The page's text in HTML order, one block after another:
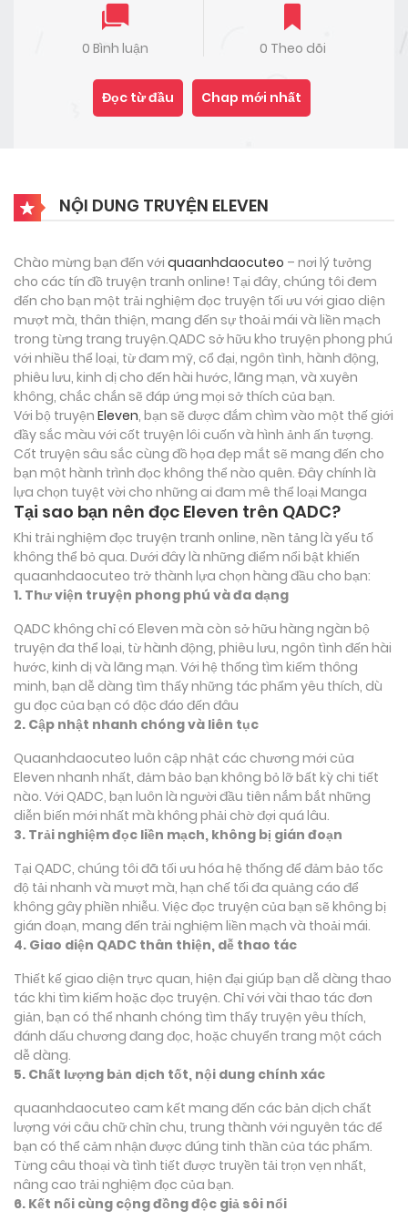
0 Bình luận 0 Theo dõi
Đọc từ đầu Chap mới nhất
NỘI DUNG TRUYỆN ELEVEN
Chào mừng bạn đến với quaanhdaocuteo – nơi lý tưởng
cho các tín đồ truyện tranh online! Tại đây, chúng tôi đem
đến cho bạn một trải nghiệm đọc truyện tối ưu với giao diện
mượt mà, thân thiện, mang đến sự thoải mái và liền mạch
trong từng trang truyện.QADC sở hữu kho truyện phong phú
với nhiều thể loại, từ đam mỹ, cổ đại, ngôn tình, hành động,
phiêu lưu, kinh dị cho đến hài hước, lãng mạn, và xuyên
không, chắc chắn sẽ đáp ứng mọi sở thích của bạn.
Với bộ truyện Eleven, bạn sẽ được đắm chìm vào một thế giới
đầy sắc màu với cốt truyện lôi cuốn và hình ảnh ấn tượng.
Cốt truyện sâu sắc cùng đồ họa đẹp mắt sẽ mang đến cho
bạn một hành trình đọc không thể nào quên. Đây chính là
lựa chọn tuyệt vời cho những ai đam mê thể loại Manga
Tại sao bạn nên đọc Eleven trên QADC?
Khi trải nghiệm đọc truyện tranh online, nền tảng là yếu tố
không thể bỏ qua. Dưới đây là những điểm nổi bật khiến
quaanhdaocuteo trở thành lựa chọn hàng đầu cho bạn:
1. Thư viện truyện phong phú và đa dạng
QADC không chỉ có Eleven mà còn sở hữu hàng ngàn bộ
truyện đa thể loại, từ hành động, phiêu lưu, ngôn tình đến hài
hước, kinh dị và lãng mạn. Với hệ thống tìm kiếm thông
minh, bạn dễ dàng tìm thấy những tác phẩm yêu thích, dù
gu đọc của bạn có độc đáo đến đâu
2. Cập nhật nhanh chóng và liên tục
Quaanhdaocuteo luôn cập nhật các chương mới của
Eleven nhanh nhất, đảm bảo bạn không bỏ lỡ bất kỳ chi tiết
nào. Với QADC, bạn luôn là người đầu tiên nắm bắt những
diễn biến mới nhất mà không phải chờ đợi quá lâu.
3. Trải nghiệm đọc liền mạch, không bị gián đoạn
Tại QADC, chúng tôi đã tối ưu hóa hệ thống để đảm bảo tốc
độ tải nhanh và mượt mà, hạn chế tối đa quảng cáo để
không gây phiền nhiễu. Việc đọc truyện của bạn sẽ không bị
gián đoạn, mang đến trải nghiệm liền mạch và thoải mái.
4. Giao diện QADC thân thiện, dễ thao tác
Thiết kế giao diện trực quan, hiện đại giúp bạn dễ dàng thao
tác khi tìm kiếm hoặc đọc truyện. Chỉ với vài thao tác đơn
giản, bạn có thể nhanh chóng tìm thấy truyện yêu thích,
đánh dấu chương đang đọc, hoặc chuyển trang một cách
dễ dàng.
5. Chất lượng bản dịch tốt, nội dung chính xác
quaanhdaocuteo cam kết mang đến các bản dịch chất
lượng với câu chữ chỉn chu, trung thành với nguyên tác để
bạn có thể cảm nhận được đúng tinh thần của tác phẩm.
Từng câu thoại và tình tiết được truyền tải trọn vẹn nhất,
nâng cao trải nghiệm đọc của bạn.
6. Kết nối cùng cộng đồng độc giả sôi nổi